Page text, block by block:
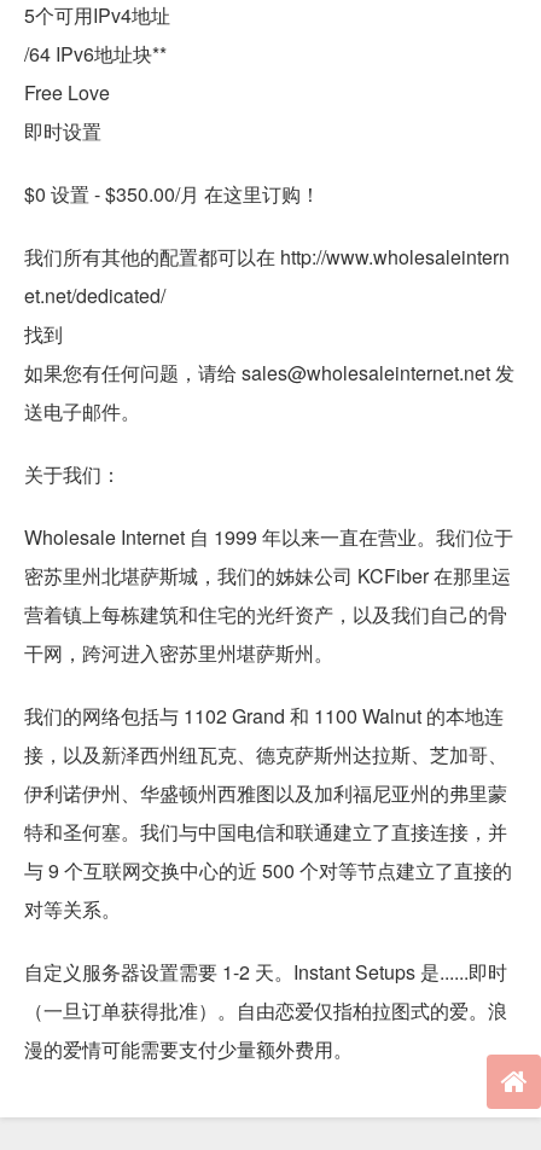
5个可用IPv4地址
/64 IPv6地址块**
Free Love
即时设置
$0 设置 - $350.00/月 在这里订购！
我们所有其他的配置都可以在 http://www.wholesaleintern
et.net/dedicated/
找到
如果您有任何问题，请给 sales@wholesaleinternet.net 发
送电子邮件。
关于我们：
Wholesale Internet 自 1999 年以来一直在营业。我们位于
密苏里州北堪萨斯城，我们的姊妹公司 KCFiber 在那里运
营着镇上每栋建筑和住宅的光纤资产，以及我们自己的骨
干网，跨河进入密苏里州堪萨斯州。
我们的网络包括与 1102 Grand 和 1100 Walnut 的本地连
接，以及新泽西州纽瓦克、德克萨斯州达拉斯、芝加哥、
伊利诺伊州、华盛顿州西雅图以及加利福尼亚州的弗里蒙
特和圣何塞。我们与中国电信和联通建立了直接连接，并
与 9 个互联网交换中心的近 500 个对等节点建立了直接的
对等关系。
自定义服务器设置需要 1-2 天。Instant Setups 是......即时
（一旦订单获得批准）。自由恋爱仅指柏拉图式的爱。浪
漫的爱情可能需要支付少量额外费用。